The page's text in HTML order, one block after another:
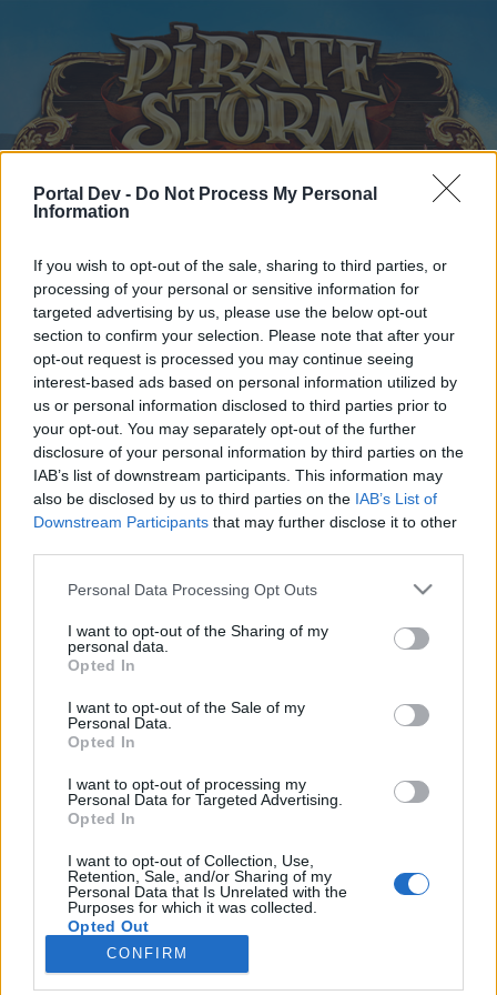
Portal Dev - Do Not Process My Personal
Information
If you wish to opt-out of the sale, sharing to third parties, or
processing of your personal or sensitive information for
targeted advertising by us, please use the below opt-out
section to confirm your selection. Please note that after your
opt-out request is processed you may continue seeing
interest-based ads based on personal information utilized by
us or personal information disclosed to third parties prior to
your opt-out. You may separately opt-out of the further
disclosure of your personal information by third parties on the
IAB’s list of downstream participants. This information may
also be disclosed by us to third parties on the IAB’s List of
Downstream Participants that may further disclose it to other
Personal Data Processing Opt Outs
I want to opt-out of the Sharing of my
personal data.
Opted In
I want to opt-out of the Sale of my
Personal Data.
Opted In
I want to opt-out of processing my
Personal Data for Targeted Advertising.
Opted In
I want to opt-out of Collection, Use,
Retention, Sale, and/or Sharing of my
Personal Data that Is Unrelated with the
Purposes for which it was collected.
Opted Out
CONFIRM
Foren ... Archiv Rest Frischer Wind für unser Game!
Mitglieder, denen der Beitrag #11 gefällt
Liebe(r) Forum-Leser/in,
wenn Du in diesem Forum aktiv an den Gesprächen
teilnehmen oder eigene Themen starten möchtest,
musst Du Dich bitte zunächst im Spiel einloggen.
Falls Du noch keinen Spielaccount besitzt, bitte
nächsten Besuch in unserem Forum!
„Zum Spiel“
Frischer Wind für unser Game!
.-Gorgon-.
Beiträge: 612 Zustimmungen: 231 Punkte für Erfolge: 650
User
Beiträge: 1.899 Zustimmungen: 696 Punkte für Erfolge: 2.000
User
Beiträge: 15 Zustimmungen: 4 Punkte für Erfolge:
FIoh
User
Letzte Beiträge